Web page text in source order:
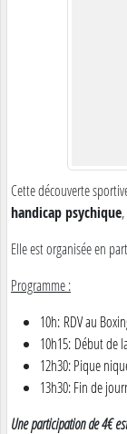
Cette découverte
handicap psychique
Elle est organisée en
Programme :
10h: RDV au
10h15: Début de
12h30: Pique
13h30: Fin de
Une participation de 4€